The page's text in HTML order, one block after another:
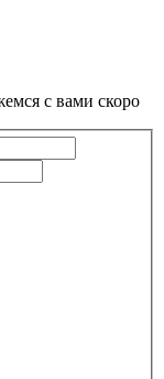
с вами скоро